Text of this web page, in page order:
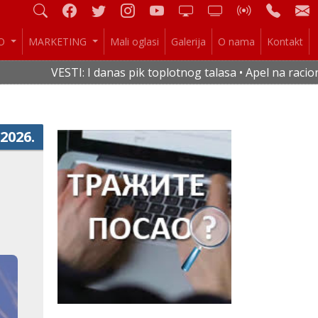
MARKETING Mali oglasi Galerija O nama Kontakt
I danas pik toplotnog talasa • Apel na racionalnu